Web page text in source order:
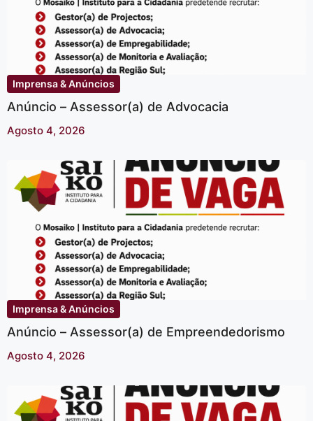
Imprensa & Anúncios
Anúncio – Assessor(a) de Advocacia
Agosto 4, 2026
Imprensa & Anúncios
Anúncio – Assessor(a) de Empreendedorismo
Agosto 4, 2026